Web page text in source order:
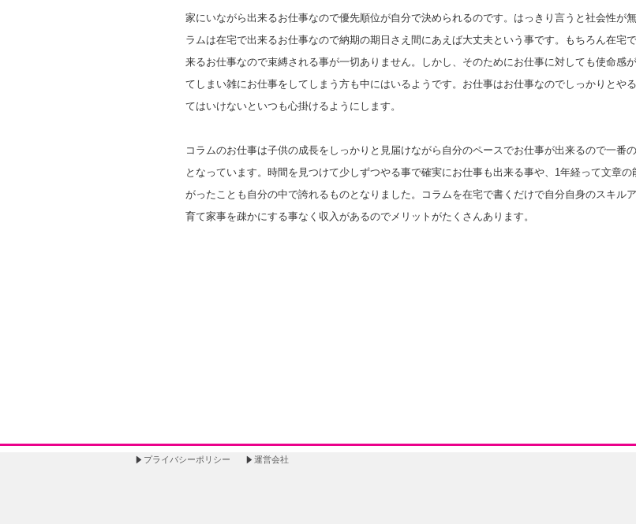
家にいながら出来るお仕事なので優先順位が自分で決められるのです。はっきり言うと社会性が
ラムは在宅で出来るお仕事なので納期の期日さえ間にあえば大丈夫という事です。もちろん在宅
来るお仕事なので束縛される事が一切ありません。しかし、そのためにお仕事に対しても使命感
てしまい雑にお仕事をしてしまう方も中にはいるようです。お仕事はお仕事なのでしっかりとや
てはいけないといつも心掛けるようにします。
コラムのお仕事は子供の成長をしっかりと見届けながら自分のペースでお仕事が出来るので一番
となっています。時間を見つけて少しずつやる事で確実にお仕事も出来る事や、1年経って文章の
がったことも自分の中で誇れるものとなりました。コラムを在宅で書くだけで自分自身のスキル
育て家事を疎かにする事なく収入があるのでメリットがたくさんあります。
プライバシーポリシー 運営会社